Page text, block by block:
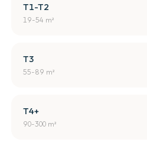
T1-T2
19-54 m²
T3
55-89 m²
T4+
90-300 m²